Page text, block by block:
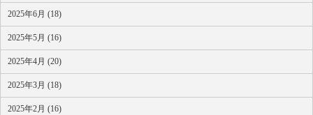
2025年6月 (18)
2025年5月 (16)
2025年4月 (20)
2025年3月 (18)
2025年2月 (16)